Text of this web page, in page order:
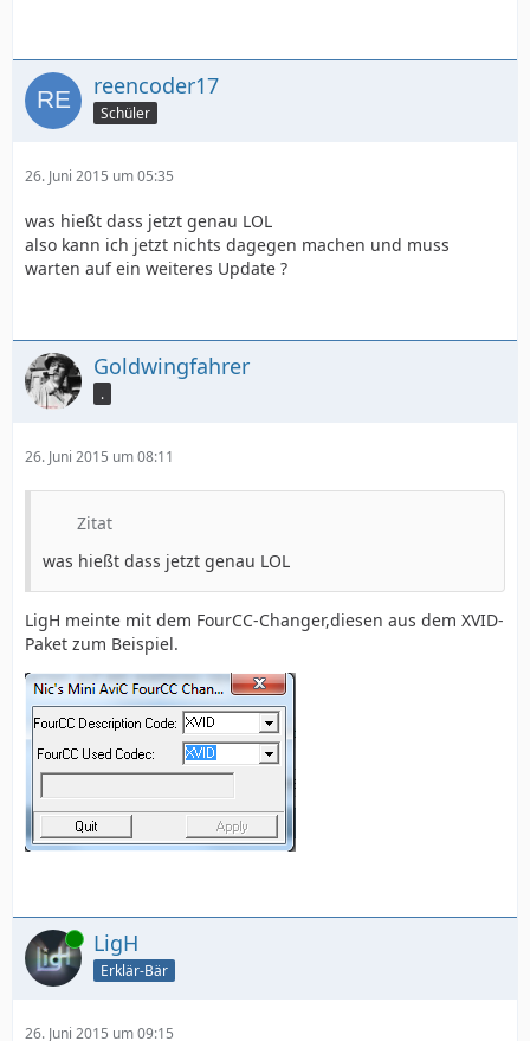
Interleave, Vorlaufsdauer                :
reencoder17
Schüler
26. Juni 2015 um 05:35
was hießt dass jetzt genau LOL
also kann ich jetzt nichts dagegen machen und muss
warten auf ein weiteres Update ?
Goldwingfahrer
.
26. Juni 2015 um 08:11
Zitat
was hießt dass jetzt genau LOL
LigH meinte mit dem FourCC-Changer,diesen aus dem XVID-
Paket zum Beispiel.
Online LigH
Erklär-Bär
26. Juni 2015 um 09:15